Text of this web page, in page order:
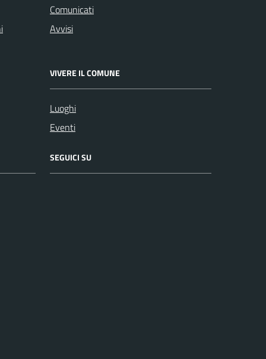
Comunicati
Avvisi
VIVERE IL COMUNE
Luoghi
Eventi
SEGUICI SU